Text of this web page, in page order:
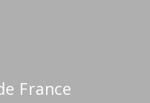
France